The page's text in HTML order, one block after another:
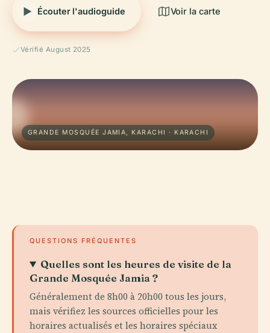
Écouter l'audioguide Voir la carte
Vérifié August 2025
GRANDE MOSQUÉE JAMIA, KARACHI · KARACHI
QUESTIONS FRÉQUENTES
Quelles sont les heures de visite de la
Grande Mosquée Jamia ?
Généralement de 8h00 à 20h00 tous les jours,
mais vérifiez les sources officielles pour les
horaires actualisés et les horaires spéciaux